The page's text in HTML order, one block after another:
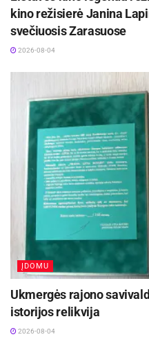
daug metų padedančių
dūmtraukių sprendimus.
kino režisierė Janina
svečiuosis Zarasuose
2026-08-04
ĮDOMU
Ukmergės rajono
istorijos relikvija
2026-08-04